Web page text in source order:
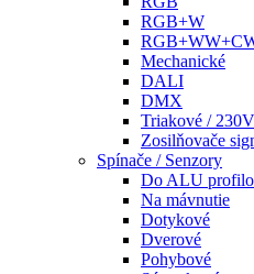
RGB+W
Mechanické
DALI
DMX
Triakové / 230V
Zosilňovače
Spínače / Senzory
Do ALU
Na mávnutie
Dotykové
Dverové
Pohybové